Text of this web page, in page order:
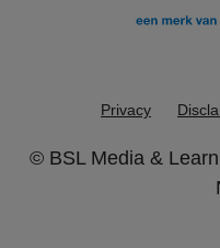
Privacy
© BSL Media &